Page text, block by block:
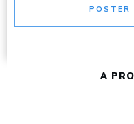
POSTER
A